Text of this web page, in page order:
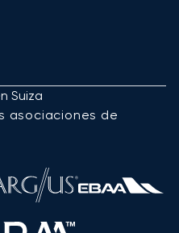
Suiza
asociaciones de